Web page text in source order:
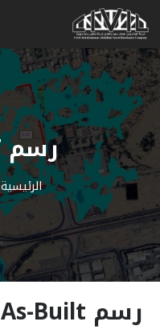
رسم AS-BUILT
الرئيسية
رسم As-Built